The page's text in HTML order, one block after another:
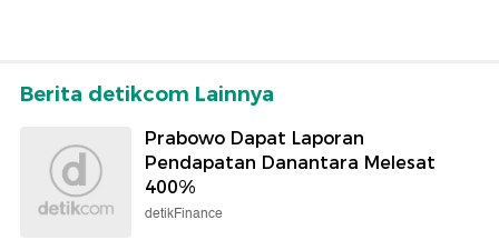
Berita detikcom Lainnya
Prabowo Dapat Laporan
Pendapatan Danantara Melesat
400%
detikFinance